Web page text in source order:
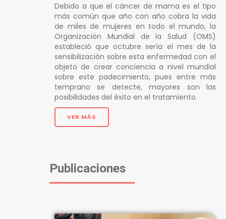
Debido a que el cáncer de mama es el tipo
más común que año con año cobra la vida
de miles de mujeres en todo el mundo, la
Organización Mundial de la Salud (OMS)
estableció que octubre sería el mes de la
sensibilización sobre esta enfermedad con el
objeto de crear conciencia a nivel mundial
sobre este padecimiento, pues entre más
temprano se detecte, mayores son las
posibilidades del éxito en el tratamiento.
VER MÁS
Publicaciones